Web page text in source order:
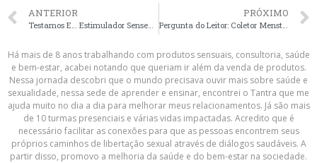
ANTERIOR PRÓXIMO
Pergunta do Leitor: Coletor Menstrual?
Há mais de 8 anos trabalhando com produtos sensuais, consultoria, saúde
e bem-estar, acabei notando que queriam ir além da venda de produtos.
Nessa jornada descobri que o mundo precisava ouvir mais sobre saúde e
sexualidade, nessa sede de aprender e ensinar, encontrei o Tantra que me
ajuda muito no dia a dia para melhorar meus relacionamentos. Já são mais
de 10 turmas presenciais e várias vidas impactadas. Acredito que é
necessário facilitar as conexões para que as pessoas encontrem seus
próprios caminhos de libertação sexual através de diálogos saudáveis. A
partir disso, promovo a melhoria da saúde e do bem-estar na sociedade.